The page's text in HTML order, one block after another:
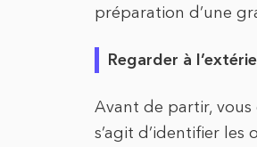
préparation d’une
Regarder à
Avant de partir, vous
s’agit d’identifier